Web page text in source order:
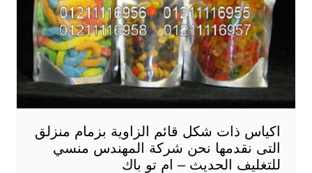
اكياس ذات شكل قائم الزاوية بزمام منزلق
التى نقدمها نحن شركة المهندس منسي
للتغليف الحديث – ام تو باك